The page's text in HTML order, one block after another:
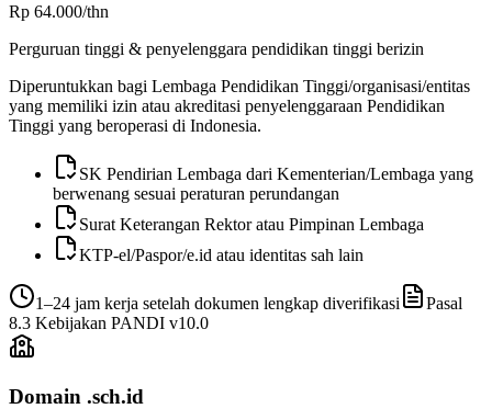
Rp 64.000/thn
Perguruan tinggi & penyelenggara pendidikan tinggi berizin
Diperuntukkan bagi Lembaga Pendidikan Tinggi/organisasi/entitas
yang memiliki izin atau akreditasi penyelenggaraan Pendidikan
Tinggi yang beroperasi di Indonesia.
SK Pendirian Lembaga dari Kementerian/Lembaga yang
berwenang sesuai peraturan perundangan
Surat Keterangan Rektor atau Pimpinan Lembaga
KTP-el/Paspor/e.id atau identitas sah lain
1–24 jam kerja setelah dokumen lengkap diverifikasi
Pasal
8.3 Kebijakan PANDI v10.0
Domain .sch.id